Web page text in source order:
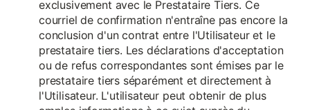
exclusivement avec le Prestataire Tiers. Ce
courriel de confirmation n'entraîne pas encore la
conclusion d'un contrat entre l'Utilisateur et le
prestataire tiers. Les déclarations d'acceptation
ou de refus correspondantes sont émises par le
prestataire tiers séparément et directement à
l'Utilisateur. L'utilisateur peut obtenir de plus